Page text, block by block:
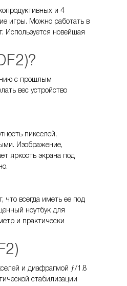
и 4
игры. Можно работать в
Используется новейшая
?
с прошлым
вес устройство
пикселей,
Изображение,
яркость экрана под
что всегда иметь ее под
ноутбук для
и практически
и диафрагмой ƒ/1.8
стабилизации